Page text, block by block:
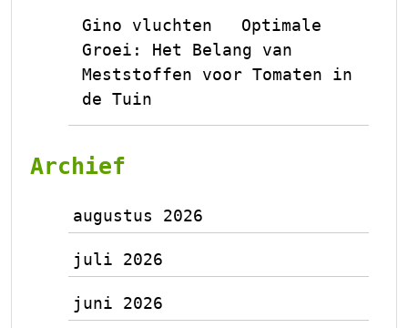
Gino vluchten
Optimale
Groei: Het Belang van
Meststoffen voor Tomaten in
de Tuin
Archief
augustus 2026
juli 2026
juni 2026